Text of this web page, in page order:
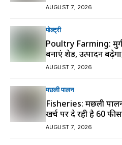
AUGUST 7, 2026
पोल्ट्री
Poultry Farming:
बनाएं शेड, उत्पादन
AUGUST 7, 2026
मछली पालन
Fisheries: मछली
खर्च पर दे रही है 60
AUGUST 7, 2026